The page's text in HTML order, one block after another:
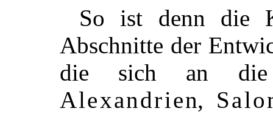
So ist denn die
Abschnitte der
die sich an
Alexandrien,